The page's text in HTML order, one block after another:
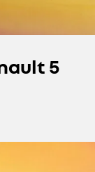
5